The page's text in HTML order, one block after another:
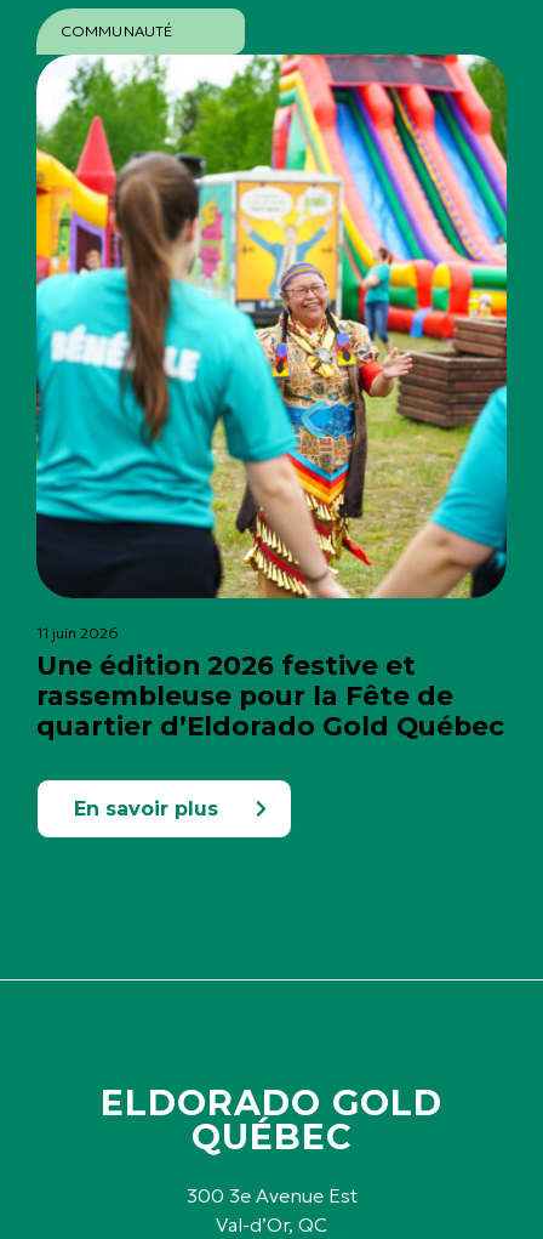
COMMUNAUTÉ
11 juin 2026
Une édition 2026 festive et
rassembleuse pour la Fête de
quartier d’Eldorado Gold Québec
En savoir plus
ELDORADO GOLD
QUÉBEC
300 3e Avenue Est
Val-d’Or, QC